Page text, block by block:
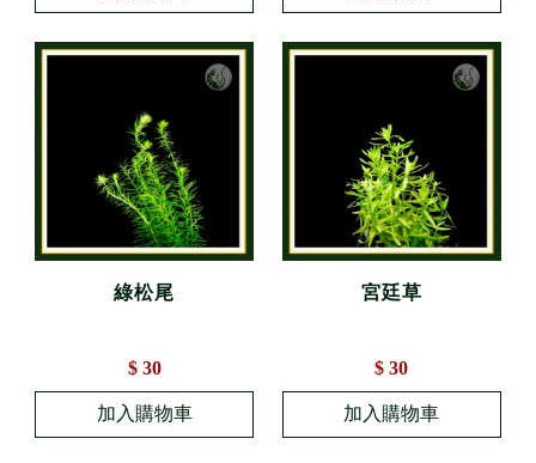
綠松尾
$ 30
宮廷草
$ 30